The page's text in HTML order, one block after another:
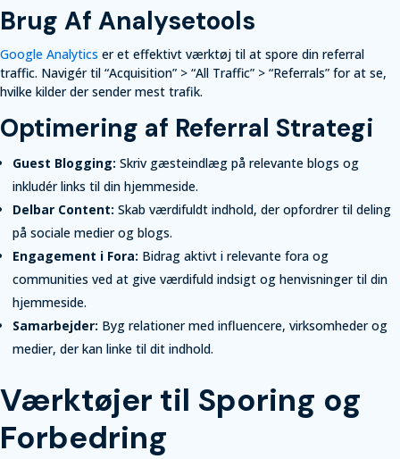
Brug Af Analysetools
Google Analytics er et effektivt værktøj til at spore din referral
traffic. Navigér til “Acquisition” > “All Traffic” > “Referrals” for at se,
hvilke kilder der sender mest trafik.
Optimering af Referral Strategi
Guest Blogging: Skriv gæsteindlæg på relevante blogs og
inkludér links til din hjemmeside.
Delbar Content: Skab værdifuldt indhold, der opfordrer til deling
på sociale medier og blogs.
Engagement i Fora: Bidrag aktivt i relevante fora og
communities ved at give værdifuld indsigt og henvisninger til din
hjemmeside.
Samarbejder: Byg relationer med influencere, virksomheder og
medier, der kan linke til dit indhold.
Værktøjer til Sporing og
Forbedring